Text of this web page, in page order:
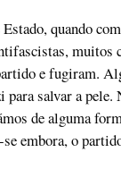
quando
muitos
e fugiram.
salvar a pele.
de alguma
embora, o